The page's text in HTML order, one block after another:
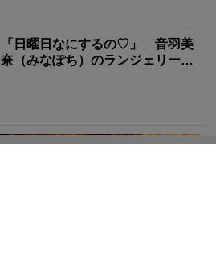
「日曜日なにするの♡」 音羽美
奈（みなぽち）のランジェリー姿